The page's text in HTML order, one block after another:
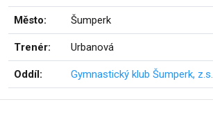
Město: Šumperk
Trenér: Urbanová
Oddíl: Gymnastický klub Šumperk, z.s.